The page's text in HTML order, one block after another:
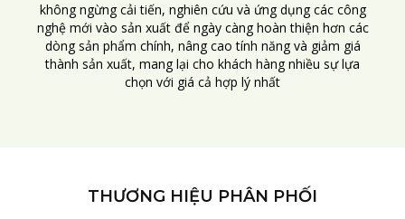
không ngừng cải tiến, nghiên cứu và ứng dụng các công
nghệ mới vào sản xuất để ngày càng hoàn thiện hơn các
dòng sản phẩm chính, nâng cao tính năng và giảm giá
thành sản xuất, mang lại cho khách hàng nhiều sự lựa
chọn với giá cả hợp lý nhất
THƯƠNG HIỆU PHÂN PHỐI